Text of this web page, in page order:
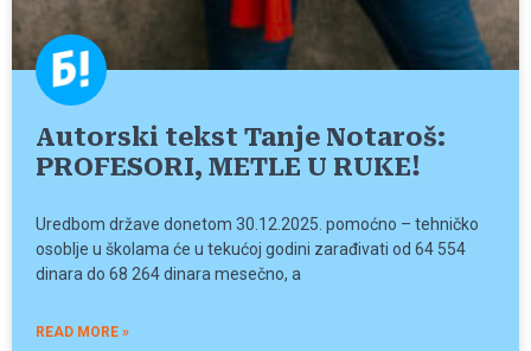
Autorski tekst Tanje Notaroš:
PROFESORI, METLE U RUKE!
Uredbom države donetom 30.12.2025. pomoćno – tehničko
osoblje u školama će u tekućoj godini zarađivati od 64 554
dinara do 68 264 dinara mesečno, a
READ MORE »